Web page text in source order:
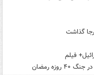
فیلم
رمضان